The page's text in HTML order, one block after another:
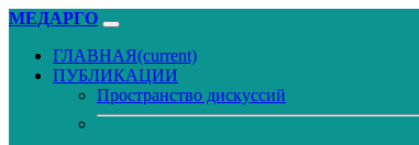
МЕДАРГО
ГЛАВНАЯ(current)
ПУБЛИКАЦИИ
Пространство дискуссий